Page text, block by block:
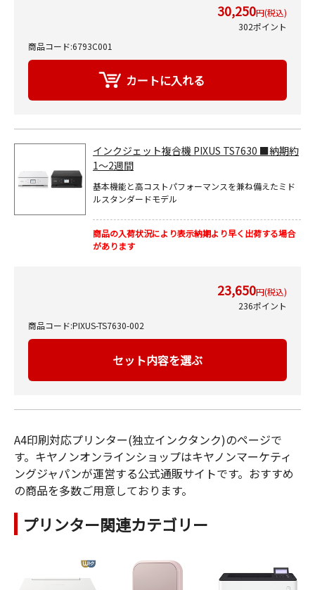
30,250円(税込)
302ポイント
商品コード:6793C001
インクジェット複合機 PIXUS TS7630 ■納期約
1～2週間
基本機能と高コストパフォーマンスを兼ね備えたミド
ルスタンダードモデル
商品の入荷状況により表示納期より早く出荷する場合
があります
23,650円(税込)
236ポイント
商品コード:PIXUS-TS7630-002
セット内容を選ぶ
A4印刷対応プリンター(独立インクタンク)のページで
す。キヤノンオンラインショップはキヤノンマーケティ
ングジャパンが運営する公式通販サイトです。おすすめ
の商品を多数ご用意しております。
プリンター関連カテゴリー